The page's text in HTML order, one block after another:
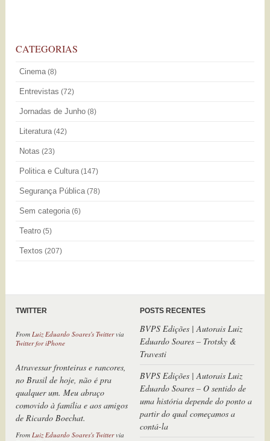
CATEGORIAS
Cinema (8)
Entrevistas (72)
Jornadas de Junho (8)
Literatura (42)
Notas (23)
Politica e Cultura (147)
Segurança Pública (78)
Sem categoria (6)
Teatro (5)
Textos (207)
TWITTER
Atravessar fronteiras e rancores,
no Brasil de hoje, não é pra
comovido à família e aos amigos
de Ricardo Boechat.
Luiz Eduardo Soares's Twitter
via
Twitter Web App
POSTS RECENTES
BVPS Edições | Autorais Luiz
Eduardo Soares – Trotsky &
Travesti
BVPS Edições | Autorais Luiz
Eduardo Soares – O sentido de
uma história depende do ponto a
partir do qual começamos a
contá-la